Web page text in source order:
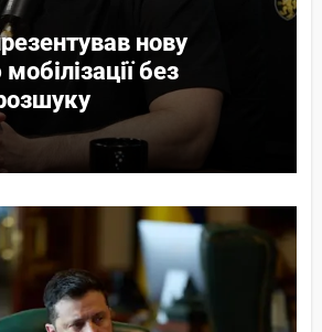
нову
без